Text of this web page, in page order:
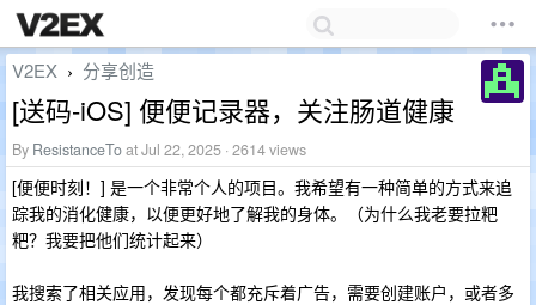
V2EX › 分享创造
[送码-iOS] 便便记录器，关注肠道健康
By ResistanceToat Jul 22, 2025 · 2614 views
[便便时刻！] 是一个非常个人的项目。我希望有一种简单的方式来追
踪我的消化健康，以便更好地了解我的身体。（为什么我老要拉粑
粑？我要把他们统计起来）
我搜索了相关应用，发现每个都充斥着广告，需要创建账户，或者多